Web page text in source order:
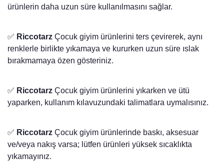
ürünlerin daha uzun süre kullanılmasını sağlar.
✅ Riccotarz Çocuk giyim ürünlerini ters çevirerek, aynı
renklerle birlikte yıkamaya ve kururken uzun süre ıslak
bırakmamaya özen gösteriniz.
✅ Riccotarz Çocuk giyim ürünlerini yıkarken ve ütü
yaparken, kullanım kılavuzundaki talimatlara uymalısınız.
✅ Riccotarz Çocuk giyim ürünlerinde baskı, aksesuar
ve/veya nakış varsa; lütfen ürünleri yüksek sıcaklıkta
yıkamayınız.